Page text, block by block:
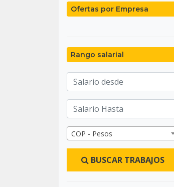
Ofertas por Empresa
Rango salarial
COP - Pesos
BUSCAR TRABAJOS